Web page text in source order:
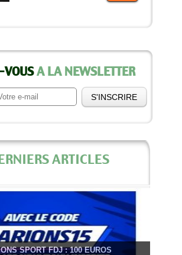
A LA NEWSLETTER
ARTICLES
SPORT FDJ : 100 EUROS